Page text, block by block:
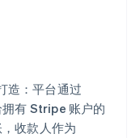
造：平台通过
有 Stripe 账户的
收款人作为